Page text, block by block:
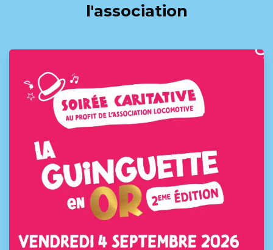
l'association